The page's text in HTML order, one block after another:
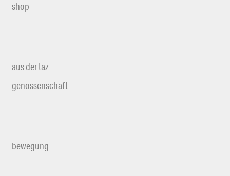
shop
aus der taz
genossenschaft
bewegung